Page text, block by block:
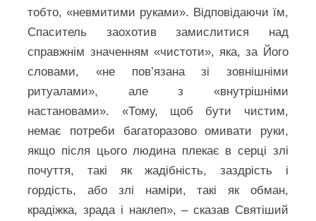
тобто, «невмитими руками». Відповідаючи їм,
Спаситель заохотив замислитися над
справжнім значенням «чистоти», яка, за Його
словами, «не пов’язана зі зовнішніми
ритуалами», але з «внутрішніми
настановами». «Тому, щоб бути чистим,
немає потреби багаторазово омивати руки,
якщо після цього людина плекає в серці злі
почуття, такі як жадібність, заздрість і
гордість, або злі наміри, такі як обман,
крадіжка, зрада і наклеп», – сказав Святіший